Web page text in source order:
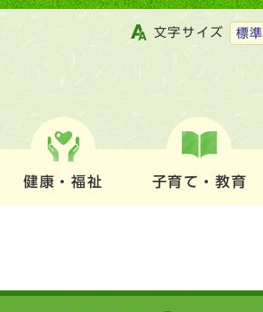
文字サイズ 標準
健康・福祉 子育て・教育